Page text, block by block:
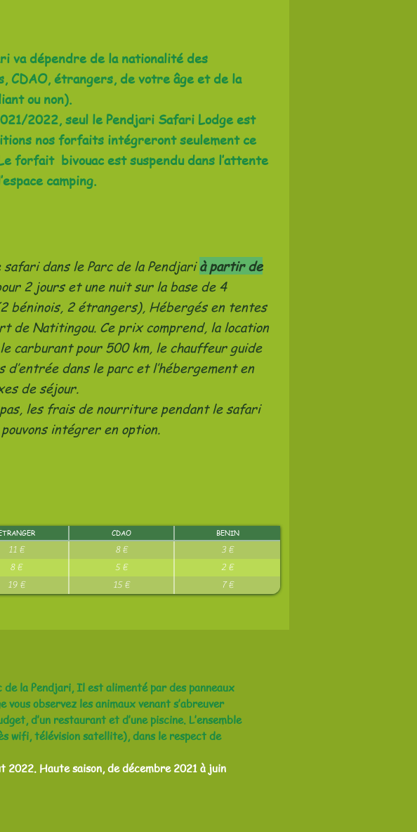
va dépendre de la nationalité des
CDAO, étrangers, de votre âge et de la
ou non).
2022, seul le Pendjari Safari Lodge est
nos forfaits intégreront seulement ce
forfait bivouac est suspendu dans l’attente
camping.
safari dans le Parc de la Pendjarià partir de
2 jours et une nuit sur la base de 4
béninois, 2 étrangers), Hébergés en tentes
de Natitingou. Ce prix comprend, la location
le carburant pour 500 km, le chauffeur guide
dans le parc et l’hébergement en
de séjour.
les frais de nourriture pendant le safari
intégrer en option.
CDAO BENIN
11 € 8 €
3 €
8 € 5 €
2 €
19 € 15 € 7 €
la Pendjari, Il est alimenté par des panneaux
observez les animaux venant s’abreuver
d’un restaurant et d’une piscine. L’ensemble
wifi, télévision satellite), dans le respect de
2022. Haute saison, de décembre 2021 à juin